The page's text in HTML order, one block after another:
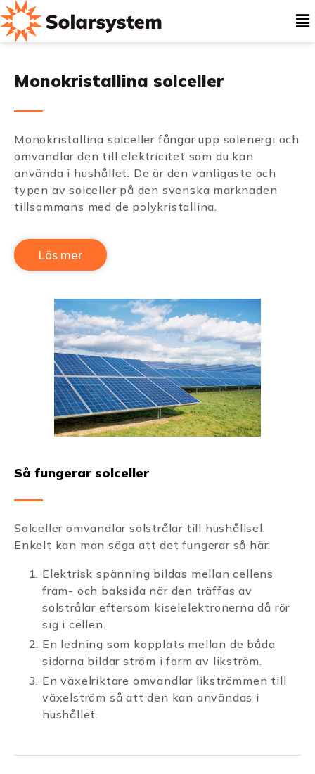
Monokristallina solceller
Monokristallina solceller fångar upp solenergi och
omvandlar den till elektricitet som du kan
använda i hushållet. De är den vanligaste och
typen av solceller på den svenska marknaden
tillsammans med de polykristallina.
Läs mer
Så fungerar solceller
Solceller omvandlar solstrålar till hushållsel.
Enkelt kan man säga att det fungerar så här:
Elektrisk spänning bildas mellan cellens
fram- och baksida när den träffas av
solstrålar eftersom kiselelektronerna då rör
sig i cellen.
En ledning som kopplats mellan de båda
sidorna bildar ström i form av likström.
En växelriktare omvandlar likströmmen till
växelström så att den kan användas i
hushållet.